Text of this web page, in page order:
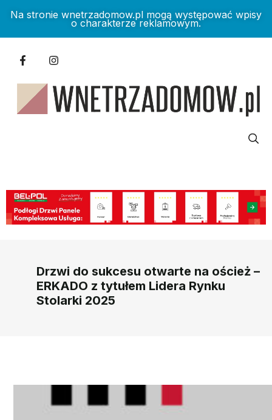
Na stronie wnetrzadomow.pl mogą występować wpisy
o charakterze reklamowym.
Drzwi do sukcesu otwarte na oścież –
ERKADO z tytułem Lidera Rynku
Stolarki 2025